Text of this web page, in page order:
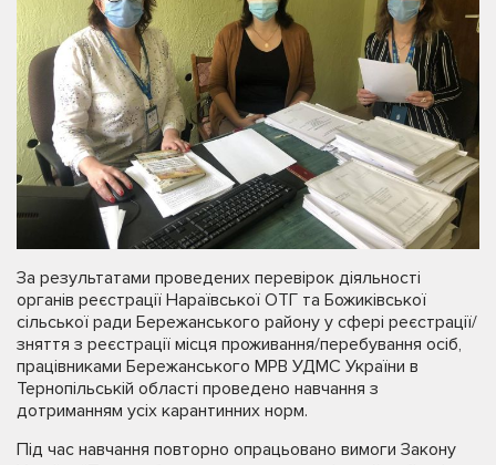
За результатами проведених перевірок діяльності
органів реєстрації Нараївської ОТГ та Божиківської
сільської ради Бережанського району у сфері реєстрації/
зняття з реєстрації місця проживання/перебування осіб,
працівниками Бережанського МРВ УДМС України в
Тернопільській області проведено навчання з
дотриманням усіх карантинних норм.
Під час навчання повторно опрацьовано вимоги Закону